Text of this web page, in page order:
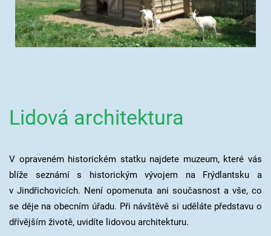
Lidová architektura
V opraveném historickém statku najdete muzeum, které vás
blíže seznámí s historickým vývojem na Frýdlantsku a
v Jindřichovicích. Není opomenuta ani současnost a vše, co
se děje na obecním úřadu. Při návštěvě si uděláte představu o
dřívějším životě, uvidíte lidovou architekturu.